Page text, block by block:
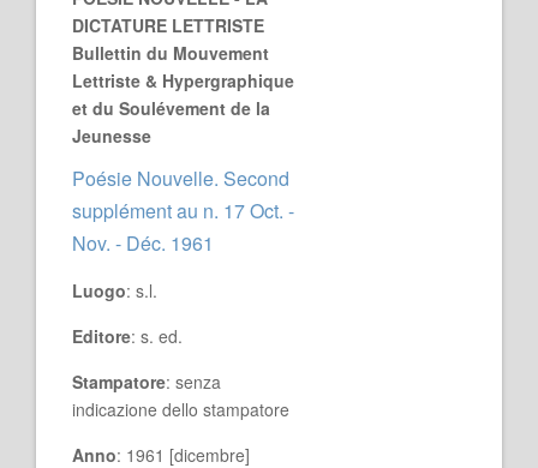
DICTATURE LETTRISTE
Bullettin du Mouvement
Lettriste & Hypergraphique
et du Soulévement de la
Jeunesse
Poésie Nouvelle. Second
supplément au n. 17 Oct. -
Nov. - Déc. 1961
Luogo: s.l.
Editore: s. ed.
Stampatore: senza
indicazione dello stampatore
Anno: 1961 [dicembre]